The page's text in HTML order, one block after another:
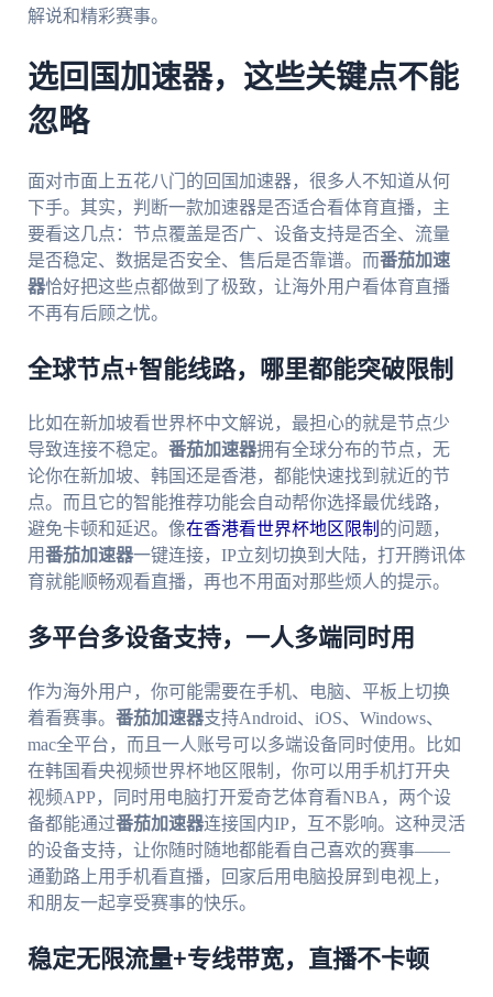
解说和精彩赛事。
选回国加速器，这些关键点不能
忽略
面对市面上五花八门的回国加速器，很多人不知道从何
下手。其实，判断一款加速器是否适合看体育直播，主
要看这几点：节点覆盖是否广、设备支持是否全、流量
是否稳定、数据是否安全、售后是否靠谱。而番茄加速
器恰好把这些点都做到了极致，让海外用户看体育直播
不再有后顾之忧。
全球节点+智能线路，哪里都能突破限制
比如在新加坡看世界杯中文解说，最担心的就是节点少
导致连接不稳定。 番茄加速器拥有全球分布的节点，无
论你在新加坡、韩国还是香港，都能快速找到就近的节
点。而且它的智能推荐功能会自动帮你选择最优线路，
避免卡顿和延迟。像在香港看世界杯地区限制 的问题，
用番茄加速器一键连接，IP立刻切换到大陆，打开腾讯体
育就能顺畅观看直播，再也不用面对那些烦人的提示。
多平台多设备支持，一人多端同时用
作为海外用户，你可能需要在手机、电脑、平板上切换
着看赛事。 番茄加速器支持Android、iOS、Windows、
mac全平台，而且一人账号可以多端设备同时使用。比如
在韩国看央视频世界杯地区限制，你可以用手机打开央
视频APP，同时用电脑打开爱奇艺体育看NBA，两个设
备都能通过番茄加速器连接国内IP，互不影响。这种灵活
的设备支持，让你随时随地都能看自己喜欢的赛事——
通勤路上用手机看直播，回家后用电脑投屏到电视上，
和朋友一起享受赛事的快乐。
稳定无限流量+专线带宽，直播不卡顿